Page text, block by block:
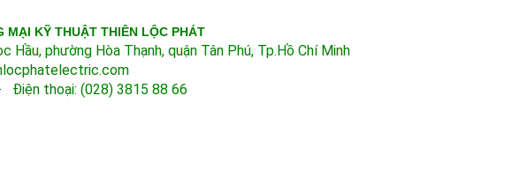
MẠI KỸ THUẬT THIÊN LỘC PHÁT
Hầu, phường Hòa Thạnh, quận Tân Phú, Tp.Hồ Chí Minh
thoại: (028) 3815 88 66